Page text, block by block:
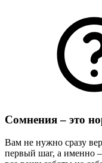
Сомнения – это
Вам не нужно сразу
первый шаг, а именно